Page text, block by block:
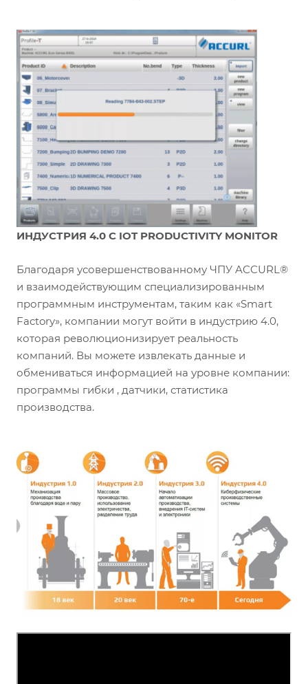
ИНДУСТРИЯ 4.0 С IOT PRODUCTIVITY MONITOR
Благодаря усовершенствованному ЧПУ ACCURL®
и взаимодействующим специализированным
программным инструментам, таким как «Smart
Factory», компании могут войти в индустрию 4.0,
которая революционизирует реальность
компаний. Вы можете извлекать данные и
обмениваться информацией на уровне компании:
программы гибки , датчики, статистика
производства.